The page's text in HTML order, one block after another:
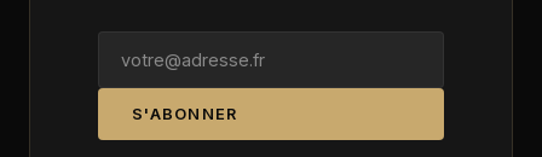
S'ABONNER